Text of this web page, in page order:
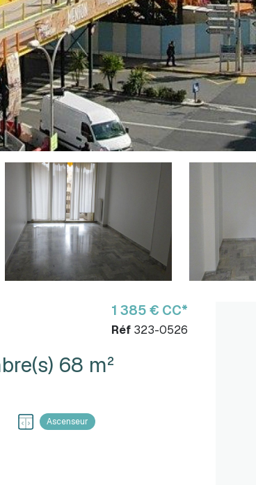
Appartement 2 pièce(s) 1 chambre(s) 68 m²
Ascenseur
1 385 € CC*
Réf 323-0526